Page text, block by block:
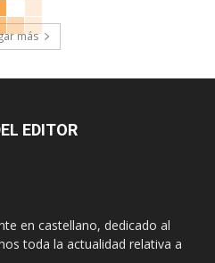
más
EDITOR
en castellano, dedicado al
toda la actualidad relativa a